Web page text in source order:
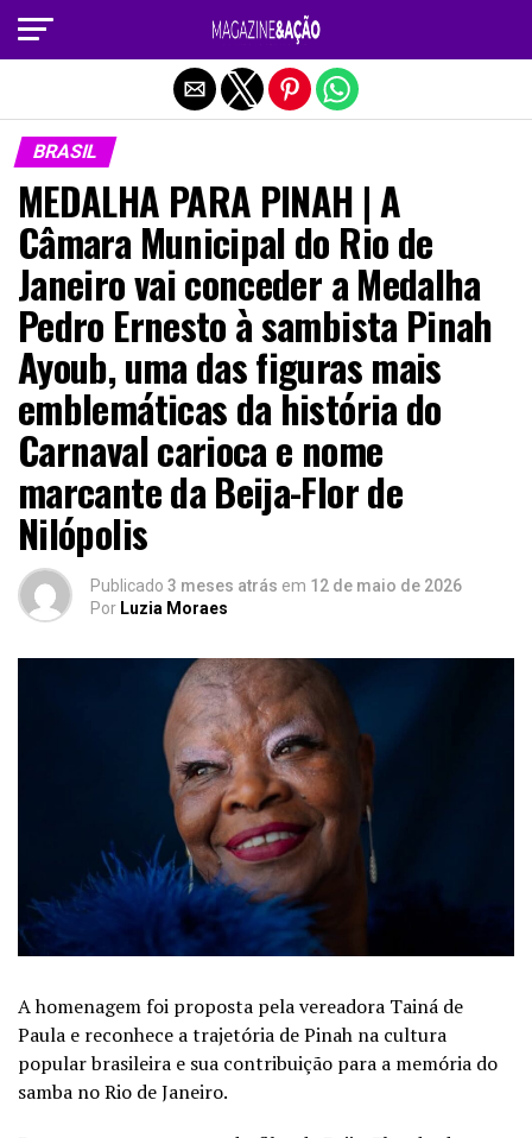
BRASIL
MEDALHA PARA PINAH | A
Câmara Municipal do Rio de
Janeiro vai conceder a Medalha
Pedro Ernesto à sambista Pinah
Ayoub, uma das figuras mais
emblemáticas da história do
Carnaval carioca e nome
marcante da Beija-Flor de
Nilópolis
Publicado 3 meses atrás em 12 de maio de 2026
Por Luzia Moraes
A homenagem foi proposta pela vereadora Tainá de
Paula e reconhece a trajetória de Pinah na cultura
popular brasileira e sua contribuição para a memória do
samba no Rio de Janeiro.
Sair da versão mobile